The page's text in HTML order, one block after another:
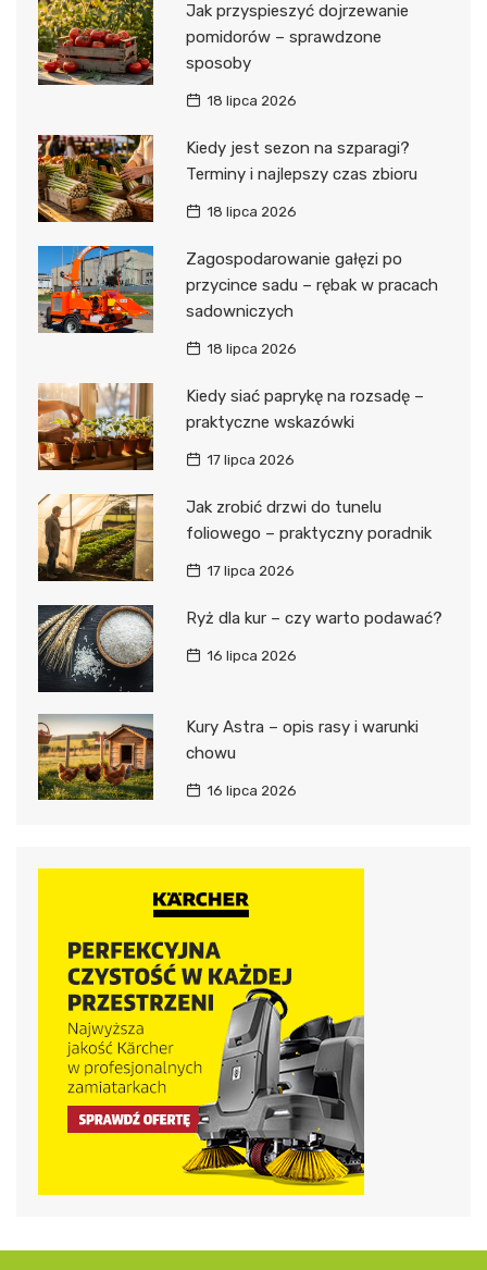
Jak przyspieszyć dojrzewanie
pomidorów – sprawdzone
sposoby
18 lipca 2026
Kiedy jest sezon na szparagi?
Terminy i najlepszy czas zbioru
18 lipca 2026
Zagospodarowanie gałęzi po
przycince sadu – rębak w pracach
sadowniczych
18 lipca 2026
Kiedy siać paprykę na rozsadę –
praktyczne wskazówki
17 lipca 2026
Jak zrobić drzwi do tunelu
foliowego – praktyczny poradnik
17 lipca 2026
Ryż dla kur – czy warto podawać?
16 lipca 2026
Kury Astra – opis rasy i warunki
chowu
16 lipca 2026